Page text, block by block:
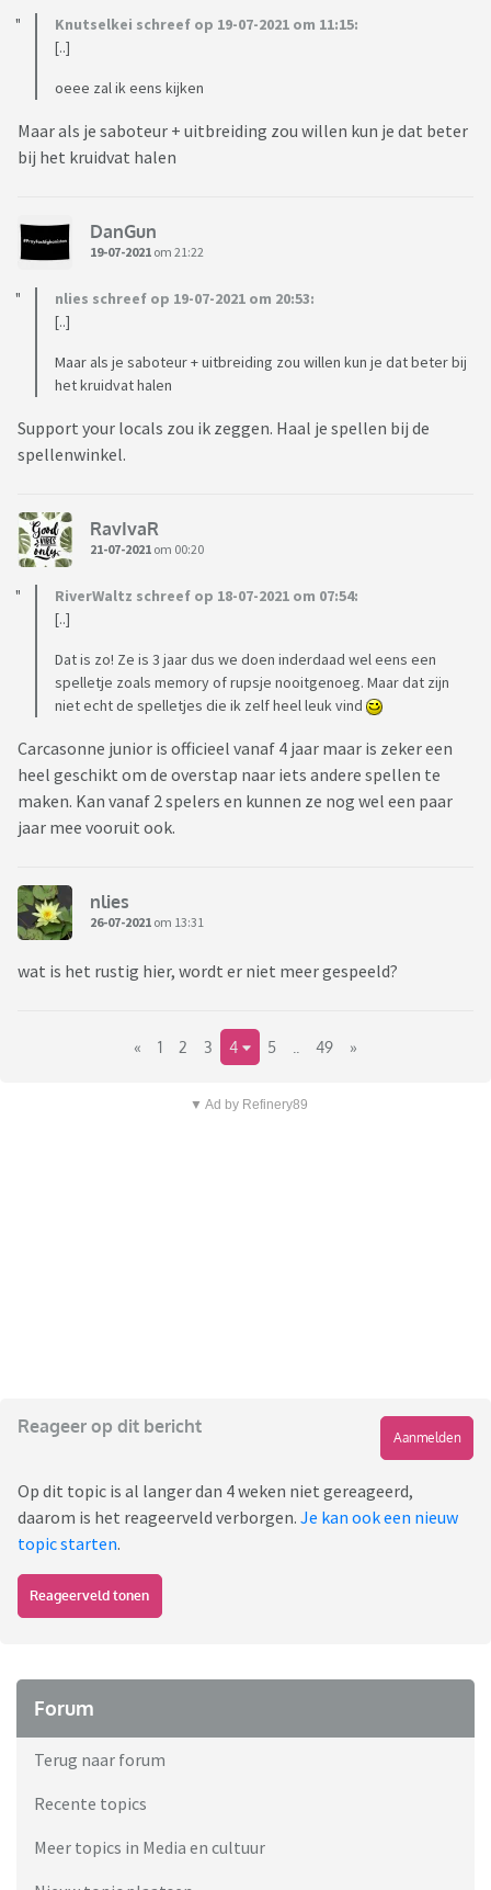
Knutselkei schreef op 19-07-2021 om 11:15:
[..]
oeee zal ik eens kijken
Maar als je saboteur + uitbreiding zou willen kun je dat beter
bij het kruidvat halen
DanGun
19-07-2021 om 21:22
nlies schreef op 19-07-2021 om 20:53:
[..]
Maar als je saboteur + uitbreiding zou willen kun je dat beter bij
het kruidvat halen
Support your locals zou ik zeggen. Haal je spellen bij de
spellenwinkel.
RavIvaR
21-07-2021 om 00:20
RiverWaltz schreef op 18-07-2021 om 07:54:
[..]
Dat is zo! Ze is 3 jaar dus we doen inderdaad wel eens een
spelletje zoals memory of rupsje nooitgenoeg. Maar dat zijn
niet echt de spelletjes die ik zelf heel leuk vind
Carcasonne junior is officieel vanaf 4 jaar maar is zeker een
heel geschikt om de overstap naar iets andere spellen te
maken. Kan vanaf 2 spelers en kunnen ze nog wel een paar
jaar mee vooruit ook.
nlies
26-07-2021 om 13:31
wat is het rustig hier, wordt er niet meer gespeeld?
« 1 2 3 4 5 49 »
▼ Ad by Refinery89
Reageer op dit bericht
Aanmelden
Op dit topic is al langer dan 4 weken niet gereageerd,
daarom is het reageerveld verborgen. Je kan ook een nieuw
topic starten.
Reageerveld tonen
Forum
Terug naar forum
Recente topics
Meer topics in Media en cultuur